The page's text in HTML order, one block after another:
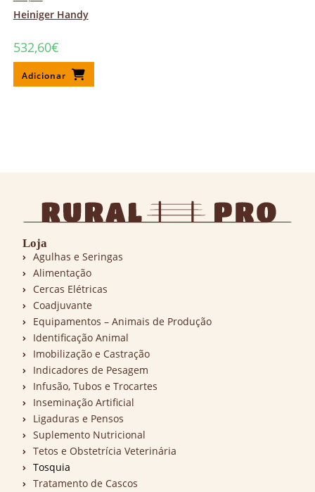
Heiniger Handy
532,60€
Adicionar
Loja
Agulhas e Seringas
Alimentação
Cercas Elétricas
Coadjuvante
Equipamentos – Animais de Produção
Identificação Animal
Imobilização e Castração
Indicadores de Pesagem
Infusão, Tubos e Trocartes
Inseminação Artificial
Ligaduras e Pensos
Suplemento Nutricional
Tetos e Obstetrícia Veterinária
Tosquia
Tratamento de Cascos